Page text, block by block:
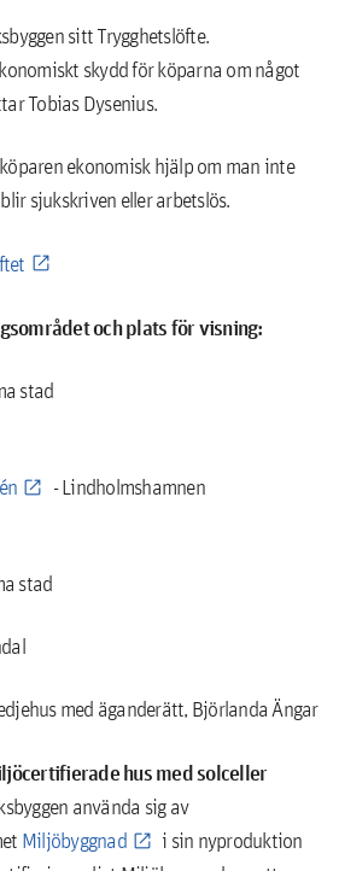
sitt Trygghetslöfte.
skydd för köparna om något
Tobias Dysenius.
ekonomisk hjälp om man inte
sjukskriven eller arbetslös.
och plats för visning:
stad
- Lindholmshamnen
stad
med äganderätt, Björlanda Ängar
hus med solceller
använda sig av
Miljöbyggnad
i sin nyproduktion